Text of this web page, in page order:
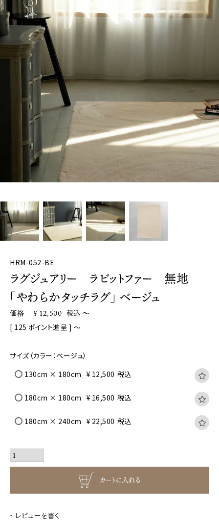
HRM-052-BE
ラグジュアリー ラビットファー 無地
「やわらかタッチラグ」 ベージュ
価格 ¥ 12,500 税込 〜
[ 125 ポイント進呈 ] 〜
サイズ（カラー：ベージュ）
130cm × 180cm ¥ 12,500 税込
180cm × 180cm ¥ 16,500 税込
180cm × 240cm ¥ 22,500 税込
カートに入れる
レビューを書く